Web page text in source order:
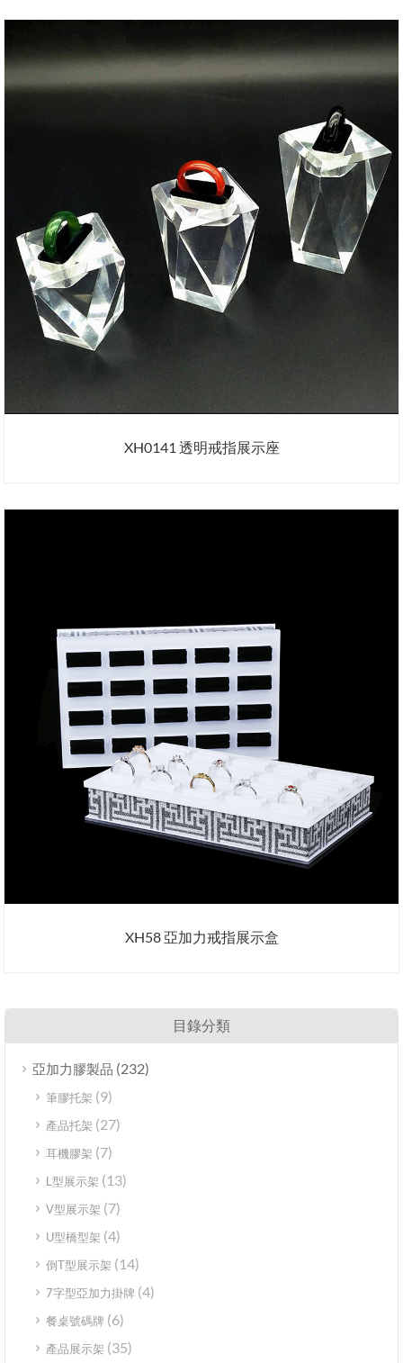
XH0141 透明戒指展示座
XH58 亞加力戒指展示盒
目錄分類
亞加力膠製品 (232)
筆膠托架 (9)
產品托架 (27)
耳機膠架 (7)
L型展示架 (13)
V型展示架 (7)
U型橋型架 (4)
倒T型展示架 (14)
7字型亞加力掛牌 (4)
餐桌號碼牌 (6)
產品展示架 (35)